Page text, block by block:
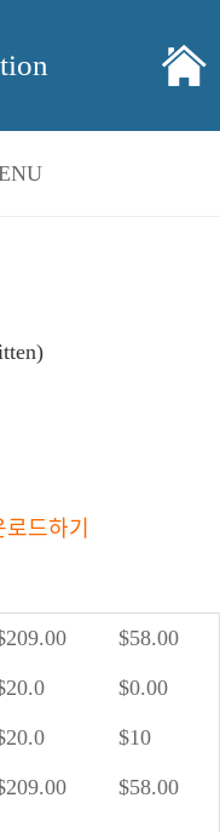
드하기
209.00 $58.00
20.0 $0.00
20.0 $10
209.00 $58.00